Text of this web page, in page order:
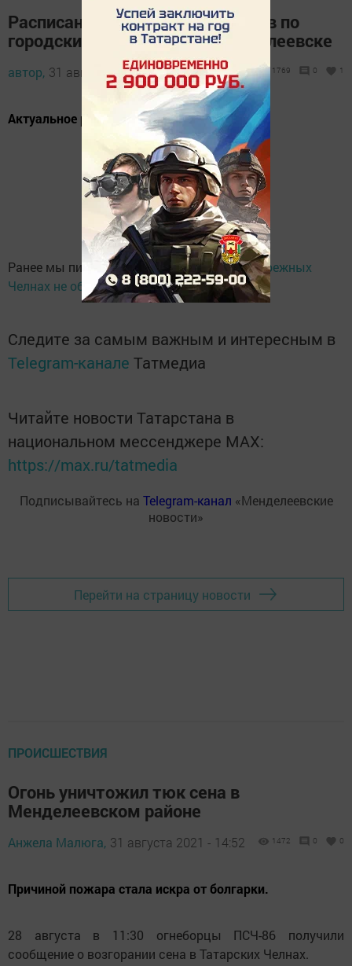
Расписание движения автобусов по
городским маршрутам в Менделеевске
автор, 31 августа 2021 - 15:04 1769 0 1
Актуальное расписание.
Ранее мы писали, что ремонт моста в Набережных
Челнах не обходится без пробок.
Следите за самым важным и интересным в
Telegram-канале Татмедиа
Читайте новости Татарстана в
национальном мессенджере MАХ:
https://max.ru/tatmedia
Подписывайтесь на Telegram-канал «Менделеевские
новости»
Перейти на страницу новости
ПРОИСШЕСТВИЯ
Огонь уничтожил тюк сена в
Менделеевском районе
Анжела Малюга, 31 августа 2021 - 14:52 1472 0 0
Причиной пожара стала искра от болгарки.
28 августа в 11:30 огнеборцы ПСЧ-86 получили
сообщение о возгорании сена в Татарских Челнах.